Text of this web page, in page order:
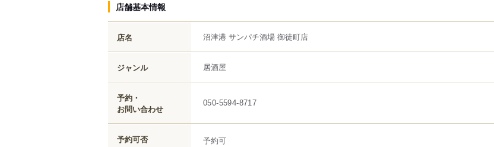
店舗基本情報
店名 沼津港 サンパチ酒場 御徒町店
ジャンル 居酒屋
予約・
お問い合わせ
050-5594-8717
予約可否 予約可